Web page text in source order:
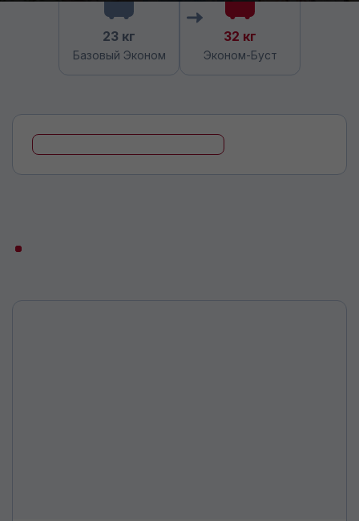
23 кг
Базовый Эконом
32 кг
Эконом-Буст